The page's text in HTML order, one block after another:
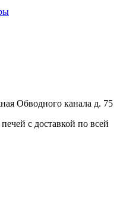
Обводного канала д. 75
с доставкой по всей